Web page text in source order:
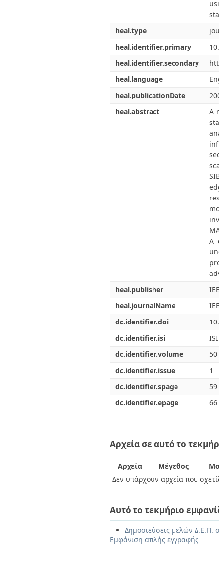
heal.type
heal.identifier.primary
heal.identifier.secondary
heal.language
heal.publicationDate
heal.abstract
A
A
heal.publisher
heal.journalName
dc.identifier.doi
dc.identifier.isi
dc.identifier.volume
50
dc.identifier.issue
1
dc.identifier.spage
59
dc.identifier.epage
66
Αρχεία σε αυτό το
Αρχεία Μέγεθος
Δεν υπάρχουν αρχεία που
Αυτό το τεκμήριο
Δημοσιεύσεις μελών Δ.Ε.Π.
Εμφάνιση απλής εγγραφής